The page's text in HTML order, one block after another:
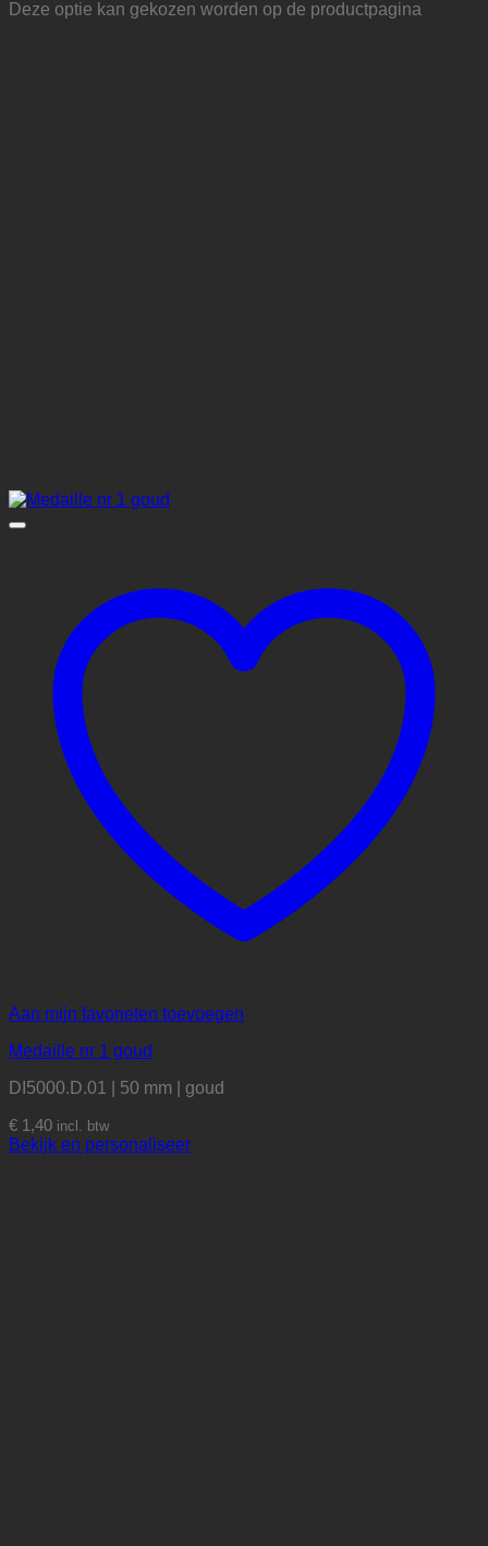
Deze optie kan gekozen worden op de productpagina
Aan mijn favorieten toevoegen
Medaille nr 1 goud
DI5000.D.01 | 50 mm | goud
€ 1,40 incl. btw
Bekijk en personaliseer